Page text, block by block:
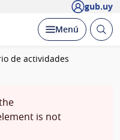
gub.uy
Desplegar
Menú Abrir
de actividades
is not